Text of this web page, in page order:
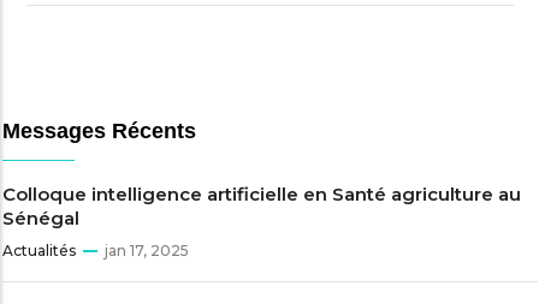
Messages Récents
Colloque intelligence artificielle en Santé agriculture au
Sénégal
Actualités jan 17, 2025